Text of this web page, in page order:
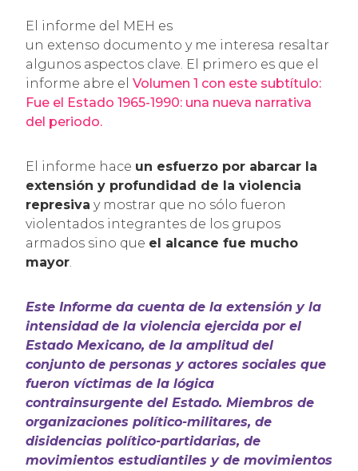
El informe del MEH es
un extenso documento y me interesa resaltar
algunos aspectos clave. El primero es que el
informe abre el Volumen 1 con este subtítulo:
Fue el Estado 1965-1990: una nueva narrativa
del periodo.
El informe hace un esfuerzo por abarcar la
extensión y profundidad de la violencia
represiva y mostrar que no sólo fueron
violentados integrantes de los grupos
armados sino que el alcance fue mucho
mayor.
Este Informe da cuenta de la extensión y la
intensidad de la violencia ejercida por el
Estado Mexicano, de la amplitud del
conjunto de personas y actores sociales que
fueron víctimas de la lógica
contrainsurgente del Estado. Miembros de
organizaciones político-militares, de
disidencias político-partidarias, de
movimientos estudiantiles y de movimientos